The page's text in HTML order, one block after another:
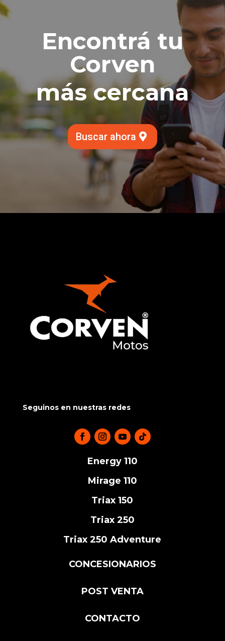
Encontrá tu
Corven
más cercana
Buscar ahora
Seguinos en nuestras redes
Energy 110
Mirage 110
Triax 150
Triax 250
Triax 250 Adventure
CONCESIONARIOS
POST VENTA
CONTACTO